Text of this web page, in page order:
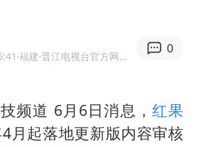
秋天的第一杯奶茶到底有多火
国乒男单横滨冠军赛全军覆没
U17国足三连胜晋级明日之星半决赛
·福建 ·晋江电视台官方网易号
0
频道 6月6日消息， 红果
4月起落地更新版内容审核